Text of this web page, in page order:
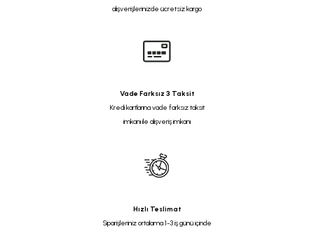
alışverişlerinizde ücretsiz kargo
Vade Farksız 3 Taksit
Kredi kartlarına vade farksız taksit
imkanı ile alışveriş imkanı
Hızlı Teslimat
Siparişleriniz ortalama 1-3 iş günü içinde